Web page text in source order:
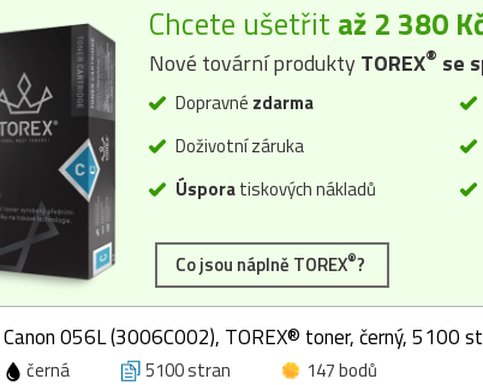
Chcete ušetřit až 2 380
Nové tovární produktyTOREX® se
Dopravné zdarma
Doživotní záruka
Úsporatiskových nákladů
Co jsou náplně TOREX®?
Canon 056L (3006C002), TOREX® toner, černý, 5100
černá 5100 stran
147 bodů